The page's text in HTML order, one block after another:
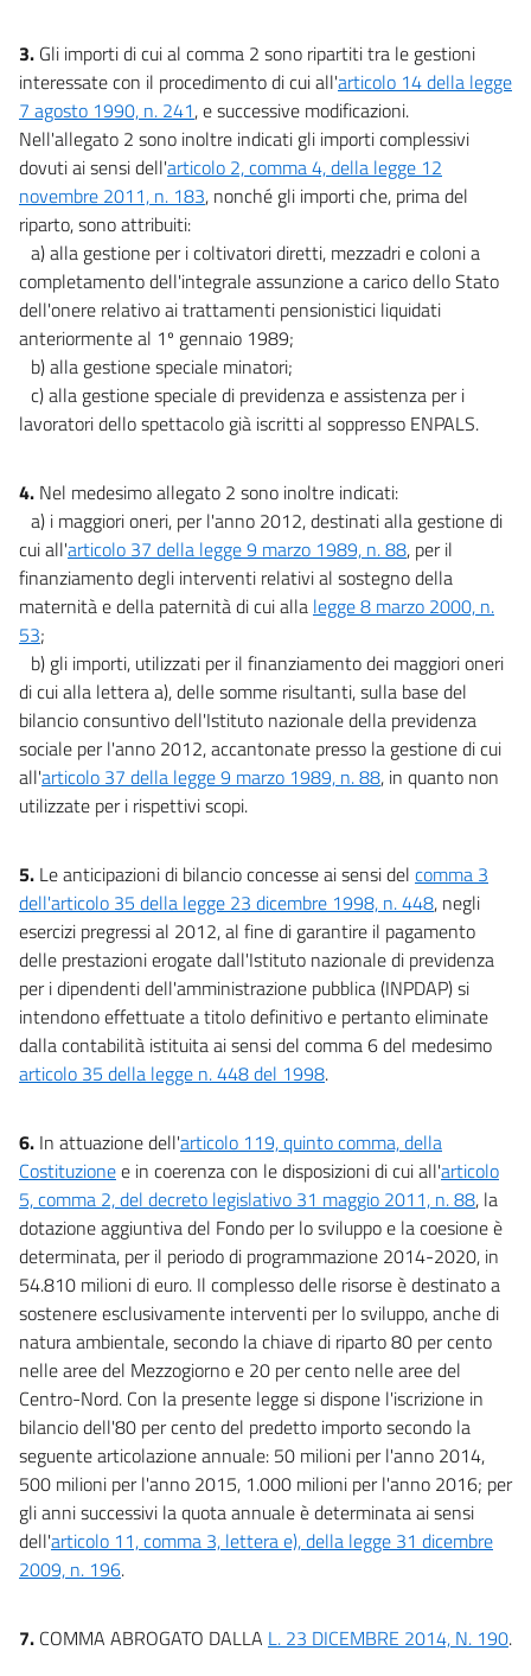
3. Gli importi di cui al comma 2 sono ripartiti tra le gestioni
interessate con il procedimento di cui all'articolo 14 della legge
7 agosto 1990, n. 241, e successive modificazioni.
Nell'allegato 2 sono inoltre indicati gli importi complessivi
dovuti ai sensi dell'articolo 2, comma 4, della legge 12
novembre 2011, n. 183, nonché gli importi che, prima del
riparto, sono attribuiti:
a) alla gestione per i coltivatori diretti, mezzadri e coloni a
completamento dell'integrale assunzione a carico dello Stato
dell'onere relativo ai trattamenti pensionistici liquidati
anteriormente al 1º gennaio 1989;
b) alla gestione speciale minatori;
c) alla gestione speciale di previdenza e assistenza per i
lavoratori dello spettacolo già iscritti al soppresso ENPALS.
4. Nel medesimo allegato 2 sono inoltre indicati:
a) i maggiori oneri, per l'anno 2012, destinati alla gestione di
cui all'articolo 37 della legge 9 marzo 1989, n. 88, per il
finanziamento degli interventi relativi al sostegno della
maternità e della paternità di cui alla legge 8 marzo 2000, n.
53;
b) gli importi, utilizzati per il finanziamento dei maggiori oneri
di cui alla lettera a), delle somme risultanti, sulla base del
bilancio consuntivo dell'Istituto nazionale della previdenza
sociale per l'anno 2012, accantonate presso la gestione di cui
all'articolo 37 della legge 9 marzo 1989, n. 88, in quanto non
utilizzate per i rispettivi scopi.
5. Le anticipazioni di bilancio concesse ai sensi del comma 3
dell'articolo 35 della legge 23 dicembre 1998, n. 448, negli
esercizi pregressi al 2012, al fine di garantire il pagamento
delle prestazioni erogate dall'Istituto nazionale di previdenza
per i dipendenti dell'amministrazione pubblica (INPDAP) si
intendono effettuate a titolo definitivo e pertanto eliminate
dalla contabilità istituita ai sensi del comma 6 del medesimo
articolo 35 della legge n. 448 del 1998.
6. In attuazione dell'articolo 119, quinto comma, della
Costituzionee in coerenza con le disposizioni di cui all'articolo
5, comma 2, del decreto legislativo 31 maggio 2011, n. 88, la
dotazione aggiuntiva del Fondo per lo sviluppo e la coesione è
determinata, per il periodo di programmazione 2014-2020, in
54.810 milioni di euro. Il complesso delle risorse è destinato a
sostenere esclusivamente interventi per lo sviluppo, anche di
natura ambientale, secondo la chiave di riparto 80 per cento
nelle aree del Mezzogiorno e 20 per cento nelle aree del
Centro-Nord. Con la presente legge si dispone l'iscrizione in
bilancio dell'80 per cento del predetto importo secondo la
seguente articolazione annuale: 50 milioni per l'anno 2014,
500 milioni per l'anno 2015, 1.000 milioni per l'anno 2016; per
gli anni successivi la quota annuale è determinata ai sensi
dell'articolo 11, comma 3, lettera e), della legge 31 dicembre
2009, n. 196.
7. COMMA ABROGATO DALLA L. 23 DICEMBRE 2014, N. 190.